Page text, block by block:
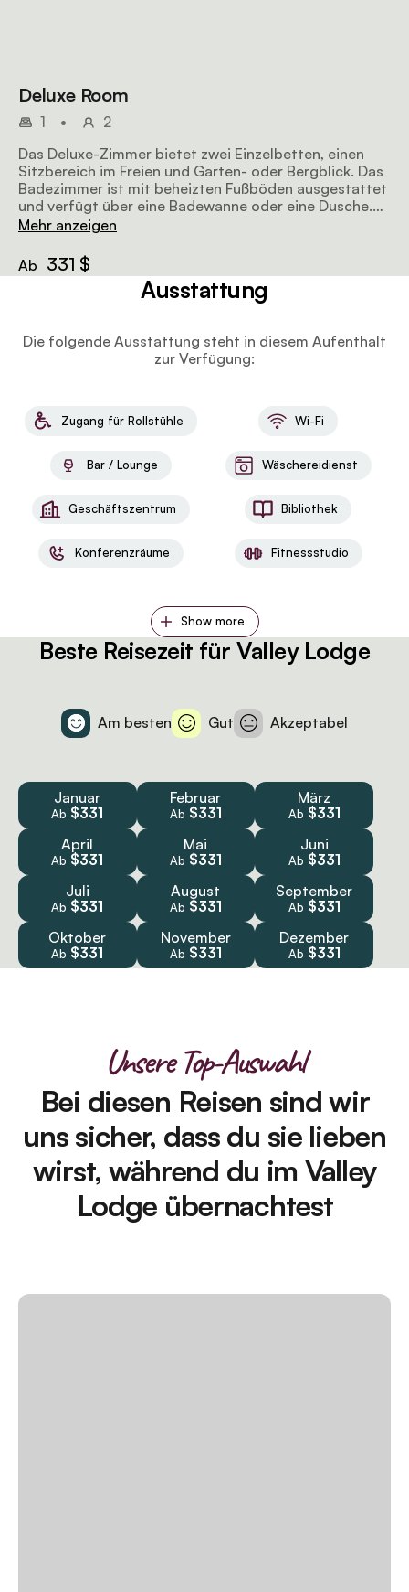
Deluxe Room
1 •
2
Das Deluxe-Zimmer bietet zwei Einzelbetten, einen
Sitzbereich im Freien und Garten- oder Bergblick. Das
Badezimmer ist mit beheizten Fußböden ausgestattet
und verfügt über eine Badewanne oder eine Dusche.
Genießen Sie den besonderen Zimmerservice und den
Mehr anzeigen
Ab 331 $
Ausstattung
Die folgende Ausstattung steht in diesem Aufenthalt
zur Verfügung:
Zugang für Rollstühle Wi-Fi
Bar / Lounge Wäschereidienst
Geschäftszentrum Bibliothek
Konferenzräume Fitnessstudio
Show more
Beste Reisezeit für Valley Lodge
Am besten Gut Akzeptabel
Januar
Ab $331
Februar
Ab $331
März
Ab $331
April
Ab $331
Mai
Ab $331
Juni
Ab $331
Juli
Ab $331
August
Ab $331
September
Ab $331
Oktober
Ab $331
November
Ab $331
Dezember
Ab $331
Unsere Top-Auswahl
Bei diesen Reisen sind wir
uns sicher, dass du sie lieben
wirst, während du im Valley
Lodge übernachtest